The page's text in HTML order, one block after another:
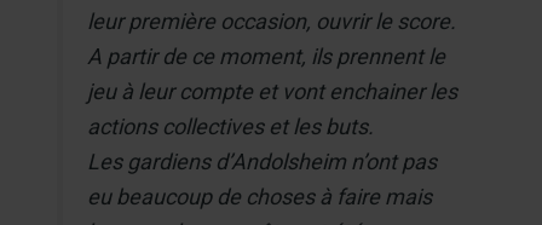
leur première occasion, ouvrir le score.
A partir de ce moment, ils prennent le
jeu à leur compte et vont enchainer les
actions collectives et les buts.
Les gardiens d’Andolsheim n’ont pas
eu beaucoup de choses à faire mais